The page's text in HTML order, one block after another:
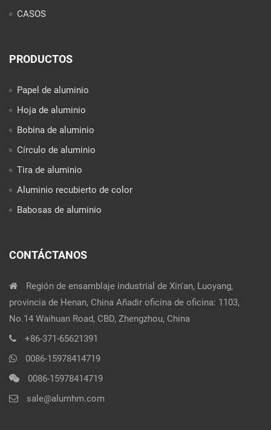
CASOS
PRODUCTOS
Papel de aluminio
Hoja de aluminio
Bobina de aluminio
Círculo de aluminio
Tira de aluminio
Aluminio recubierto de color
Babosas de aluminio
CONTÁCTANOS
Región de ensamblaje industrial de Xin'an, Luoyang,
provincia de Henan, China Añadir oficina de oficina: 1103,
No.14 Waihuan Road, CBD, Zhengzhou, China
+86-371-65621391
0086-15978414719
0086-15978414719
sale@alumhm.com